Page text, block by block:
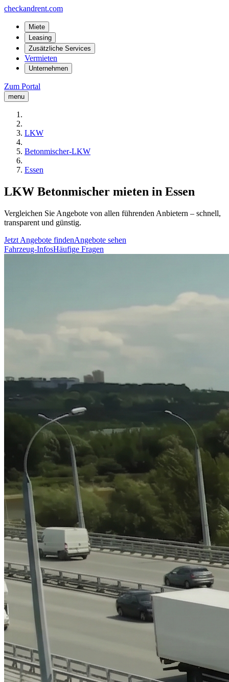
checkandrent.com
Miete
Leasing
Zusätzliche Services
Vermieten
Unternehmen
Zum Portal
menu
LKW
Betonmischer-LKW
Essen
LKW Betonmischer mieten in Essen
Vergleichen Sie Angebote von allen führenden Anbietern – schnell,
transparent und günstig.
Jetzt Angebote findenAngebote sehen
Fahrzeug-InfosHäufige Fragen